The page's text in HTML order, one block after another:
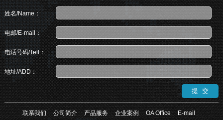
姓名/Name：
电邮/E-mail：
电话号码/Tell：
地址/ADD：
联系我们 公司简介 产品服务 企业案例 OA Office E-mail